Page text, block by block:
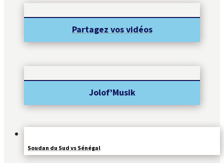
Soudan du Sud vs Sénégal
Partagez vos vidéos
Jolof’Musik